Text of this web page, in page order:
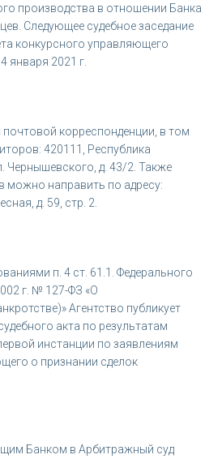
производства в отношении Банка
Следующее судебное заседание
конкурсного управляющего
января 2021 г.
почтовой корреспонденции, в том
420111, Республика
Чернышевского, д. 43/2. Также
можно направить по адресу:
д. 59, стр. 2.
п. 4 ст. 61.1. Федерального
г. № 127-ФЗ «О
Агентство публикует
акта по результатам
инстанции по заявлениям
о признании сделок
Банком в Арбитражный суд